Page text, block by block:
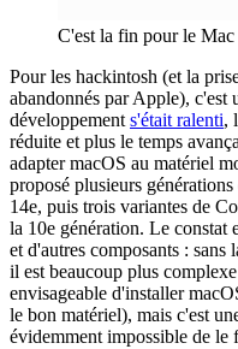
C'est la fin pour le Mac
Pour les hackintosh (et la
abandonnés par Apple), c'est
développement s'était ralenti,
réduite et plus le temps
adapter macOS au matériel
proposé plusieurs
14e, puis trois variantes de
la 10e génération. Le constat
et d'autres composants : sans
il est beaucoup plus
envisageable d'installer
le bon matériel), mais c'est
évidemment impossible de le